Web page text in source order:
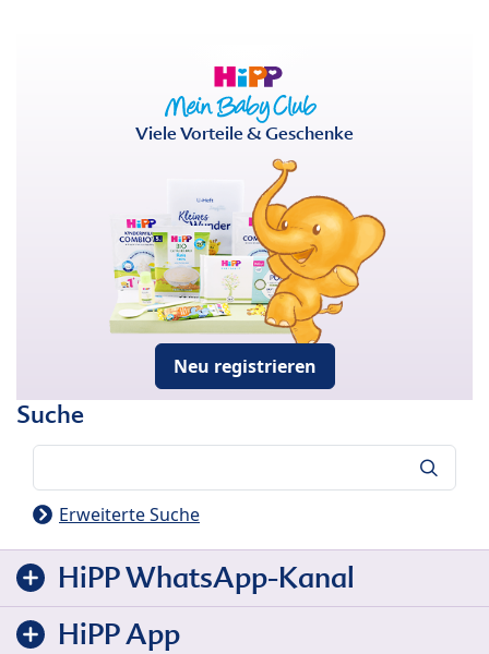
Viele Vorteile & Geschenke
Neu registrieren
Suche
Erweiterte Suche
HiPP WhatsApp-Kanal
HiPP App